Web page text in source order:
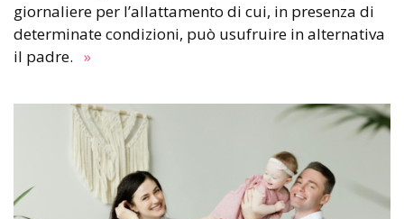
giornaliere per l’allattamento di cui, in presenza di
determinate condizioni, può usufruire in alternativa
il padre. »